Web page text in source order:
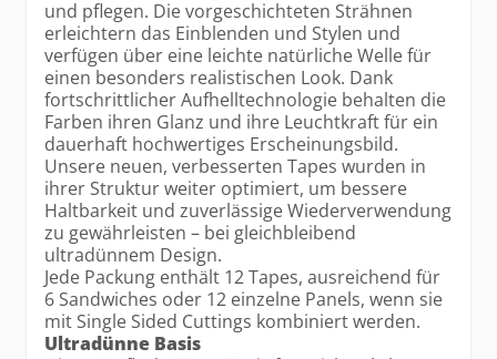
und pflegen. Die vorgeschichteten Strähnen
erleichtern das Einblenden und Stylen und
verfügen über eine leichte natürliche Welle für
einen besonders realistischen Look. Dank
fortschrittlicher Aufhelltechnologie behalten die
Farben ihren Glanz und ihre Leuchtkraft für ein
dauerhaft hochwertiges Erscheinungsbild.
Unsere neuen, verbesserten Tapes wurden in
ihrer Struktur weiter optimiert, um bessere
Haltbarkeit und zuverlässige Wiederverwendung
zu gewährleisten – bei gleichbleibend
ultradünnem Design.
Jede Packung enthält 12 Tapes, ausreichend für
6 Sandwiches oder 12 einzelne Panels, wenn sie
mit Single Sided Cuttings kombiniert werden.
Ultradünne Basis